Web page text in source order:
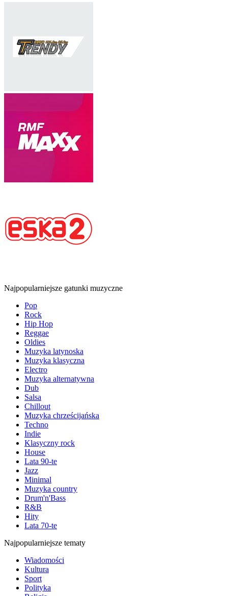
Najpopularniejsze gatunki muzyczne
Pop
Rock
Hip Hop
Reggae
Oldies
Muzyka latynoska
Muzyka klasyczna
Electro
Muzyka alternatywna
Dub
Salsa
Chillout
Muzyka chrześcijańska
Techno
Indie
Klasyczny rock
House
Lata 90-te
Jazz
Minimal
Muzyka country
Drum'n'Bass
R&B
Hity
Lata 70-te
Najpopularniejsze tematy
Wiadomości
Kultura
Sport
Polityka